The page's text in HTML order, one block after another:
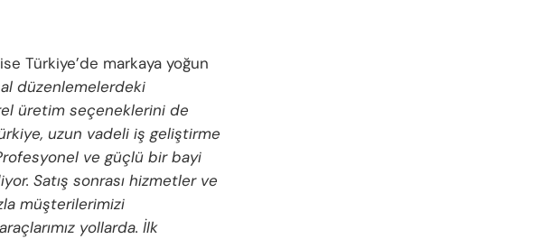
Türkiye’de markaya yoğun
düzenlemelerdeki
üretim seçeneklerini de
uzun vadeli iş geliştirme
ve güçlü bir bayi
Satış sonrası hizmetler ve
müşterilerimizi
yollarda. İlk